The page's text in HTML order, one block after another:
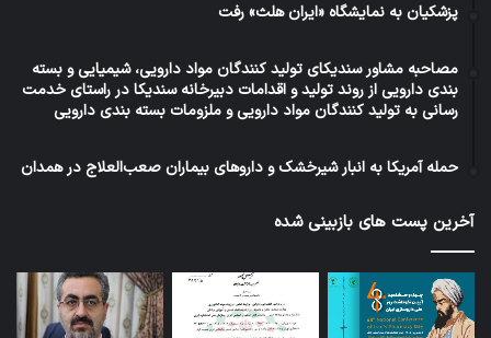
پزشکیان به نمایشگاه «ایران هلث» رفت
مصاحبه مشاور سندیکای تولید کنندگان مواد دارویی، شیمیایی و بسته
بندی دارویی از روند تولید و اقدامات دبیرخانه سندیکا در راستای خدمت
رسانی به تولید کنندگان مواد دارویی و ملزومات بسته بندی دارویی
حمله آمریکا به انبار شیرخشک و داروهای بیماران صعب‌العلاج در همدان
آخرین پست های بازبینی شده